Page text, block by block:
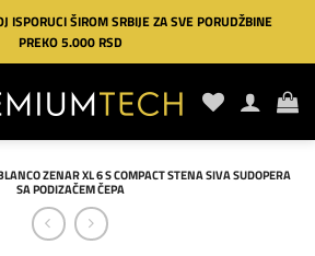
ISPORUCI ŠIROM SRBIJE ZA SVE PORUDŽBINE
PREKO 5.000 RSD
ZENAR XL 6 S COMPACT STENA SIVA SUDOPERA
SA PODIZAČEM ČEPA